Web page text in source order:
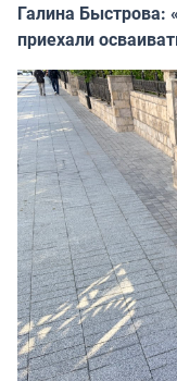
Галина Быстрова:
приехали